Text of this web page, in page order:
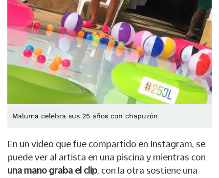
Maluma celebra sus 25 años con chapuzón
En un video que fue compartido en Instagram, se
puede ver al artista en una piscina y mientras con
una mano graba el clip, con la otra sostiene una